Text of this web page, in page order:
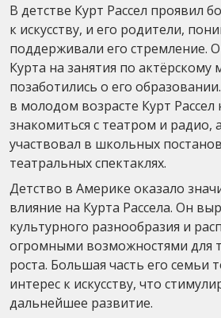
В детстве Курт Рассел проявил
к искусству, и его родители,
поддерживали его стремление.
Курта на занятия по актёрскому
позаботились о его
в молодом возрасте Курт Рассел
знакомиться с театром и радио,
участвовал в школьных
театральных спектаклях.
Детство в Америке оказало
влияние на Курта Рассела. Он
культурного разнообразия и
огромными возможностями для
роста. Большая часть его семьи
интерес к искусству, что
дальнейшее развитие.